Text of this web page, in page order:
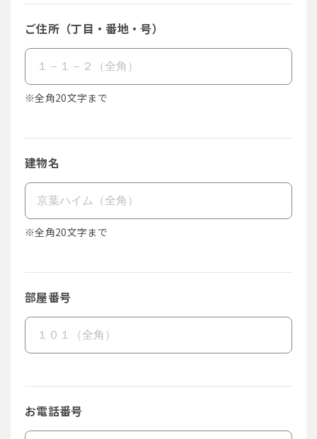
ご住所（丁目・番地・号）
※全角20文字まで
建物名
※全角20文字まで
部屋番号
お電話番号